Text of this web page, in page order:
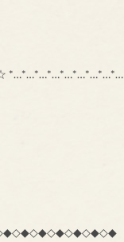
☆ *…*…*…*…*…*…*…*…*…